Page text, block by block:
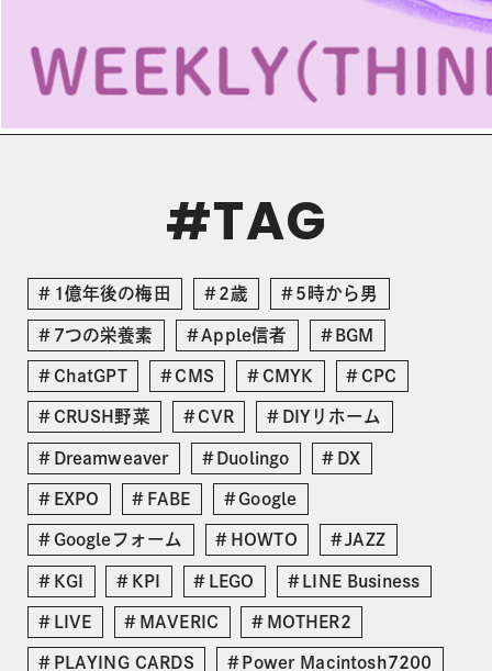
#TAG
1億年後の梅田 2歳 5時から男
7つの栄養素 Apple信者 BGM
ChatGPT CMS CMYK CPC
CRUSH野菜 CVR DIYリホーム
Dreamweaver Duolingo DX
EXPO FABE Google
Googleフォーム HOWTO JAZZ
KGI KPI LEGO LINE Business
LIVE MAVERIC MOTHER2
PLAYING CARDS Power Macintosh7200